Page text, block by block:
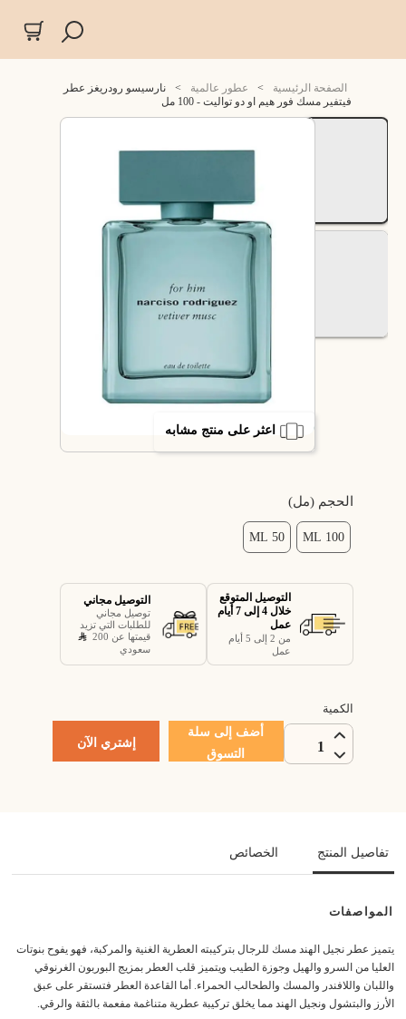
الصفحة الرئيسية > عطور عالمية >
نارسيسو رودريغز عطر
فيتفير مسك فور هيم او دو تواليت - 100 مل
اعثر على منتج مشابه
الحجم (مل)
100 ML
50 ML
التوصيل المتوقع
خلال 4 إلى 7 أيام
عمل
من 2 إلى 5 أيام
عمل
التوصيل مجاني
توصيل مجاني
للطلبات التي تزيد
قيمتها عن 200
سعودي
الكمية
1
أضف إلى سلة
التسوق
إشتري الآن
تفاصيل المنتج الخصائص
المواصفات
يتميز عطر نجيل الهند مسك للرجال بتركيبته العطرية الغنية والمركبة، فهو يفوح بنوتات
العليا من السرو والهيل وجوزة الطيب ويتميز قلب العطر بمزيج البوربون الغرنوقي
واللبان واللافندر والمسك والطحالب الحمراء. أما القاعدة العطر فتستقر على عبق
الأرز والبتشول ونجيل الهند مما يخلق تركيبة عطرية متناغمة مفعمة بالثقة والرقي.